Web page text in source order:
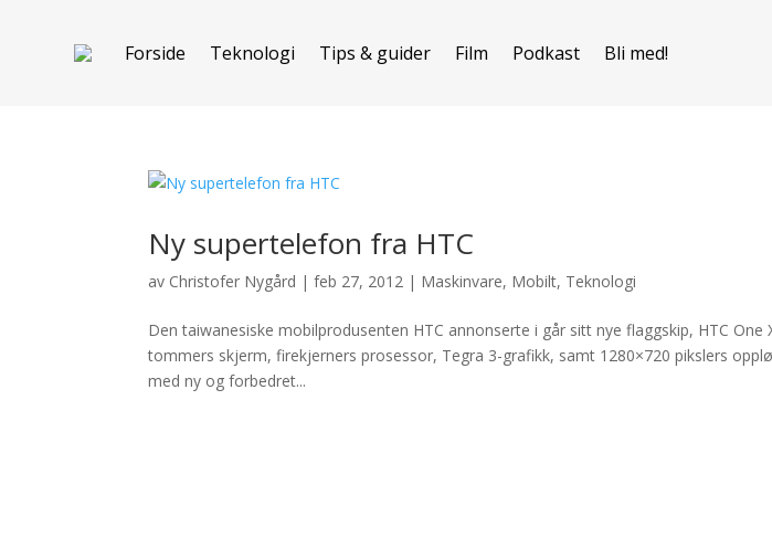
Forside Teknologi Tips & guider Film Podkast Bli med!
Ny supertelefon fra HTC
av Christofer Nygård |feb 27, 2012 | Maskinvare, Mobilt, Teknologi
Den taiwanesiske mobilprodusenten HTC annonserte i går sitt nye flaggskip, HTC One
tommers skjerm, firekjerners prosessor, Tegra 3-grafikk, samt 1280×720 pikslers
med ny og forbedret...